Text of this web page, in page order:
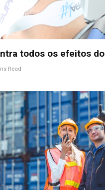
todos os efeitos
Read